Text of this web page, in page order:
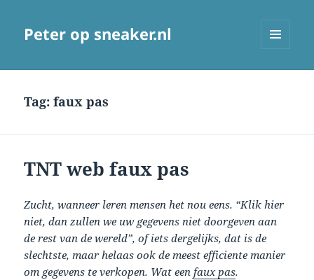
Peter op sneaker.nl
Tag:faux pas
TNT web faux pas
Zucht, wanneer leren mensen het nou eens. “Klik hier
niet, dan zullen we uw gegevens niet doorgeven aan
de rest van de wereld”, of iets dergelijks, dat is de
slechtste, maar helaas ook de meest efficiente manier
om gegevens te verkopen. Wat eenfaux pas.